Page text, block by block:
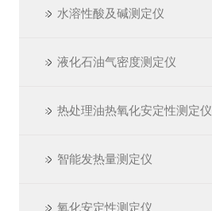
水溶性酸及碱测定仪
液化石油气密度测定仪
热处理油热氧化安定性测定仪
智能发热量测定仪
氧化安定性测定仪